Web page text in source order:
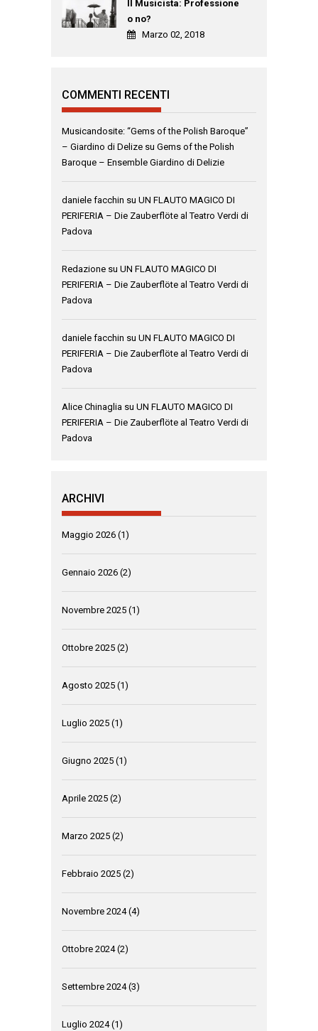
Il Musicista: Professione
o no?
Marzo 02, 2018
COMMENTI RECENTI
Musicandosite: “Gems of the Polish Baroque”
– Giardino di Delize su Gems of the Polish
Baroque – Ensemble Giardino di Delizie
daniele facchin su UN FLAUTO MAGICO DI
PERIFERIA – Die Zauberflöte al Teatro Verdi di
Padova
Redazione su UN FLAUTO MAGICO DI
PERIFERIA – Die Zauberflöte al Teatro Verdi di
Padova
daniele facchin su UN FLAUTO MAGICO DI
PERIFERIA – Die Zauberflöte al Teatro Verdi di
Padova
Alice Chinaglia su UN FLAUTO MAGICO DI
PERIFERIA – Die Zauberflöte al Teatro Verdi di
Padova
ARCHIVI
Maggio 2026 (1)
Gennaio 2026 (2)
Novembre 2025 (1)
Ottobre 2025 (2)
Agosto 2025 (1)
Luglio 2025 (1)
Giugno 2025 (1)
Aprile 2025 (2)
Marzo 2025 (2)
Febbraio 2025 (2)
Novembre 2024(4)
Ottobre 2024(2)
Settembre 2024(3)
Luglio 2024(1)